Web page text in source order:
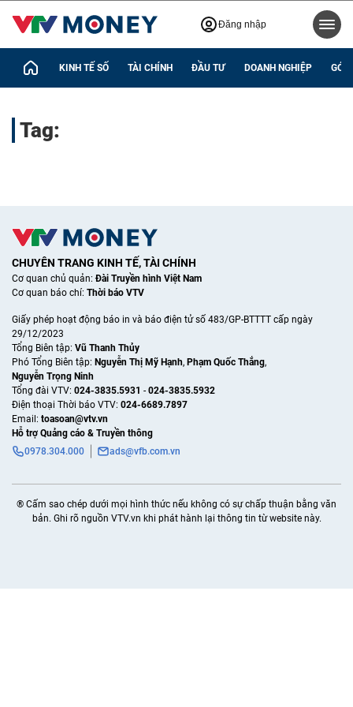
Đăng nhập
KINH TẾ SỐ TÀI CHÍNH ĐẦU TƯ DOANH NGHIỆP GÓC
Tag:
CHUYÊN TRANG KINH TẾ, TÀI CHÍNH
Cơ quan chủ quản:Đài Truyền hình Việt Nam
Cơ quan báo chí: Thời báo VTV
Giấy phép hoạt động báo in và báo điện tử số 483/GP-BTTTT cấp ngày
29/12/2023
Tổng Biên tập: Vũ Thanh Thủy
Phó Tổng Biên tập: Nguyễn Thị Mỹ Hạnh, Phạm Quốc Thắng,
Nguyễn Trọng Ninh
Tổng đài VTV: 024-3835.5931 - 024-3835.5932
Ðiện thoại Thời báo VTV: 024-6689.7897
Email: toasoan@vtv.vn
Hỗ trợ Quảng cáo & Truyền thông
0978.304.000
ads@vfb.com.vn
® Cấm sao chép dưới mọi hình thức nếu không có sự chấp thuận bằng văn
bản. Ghi rõ nguồn VTV.vn khi phát hành lại thông tin từ website này.